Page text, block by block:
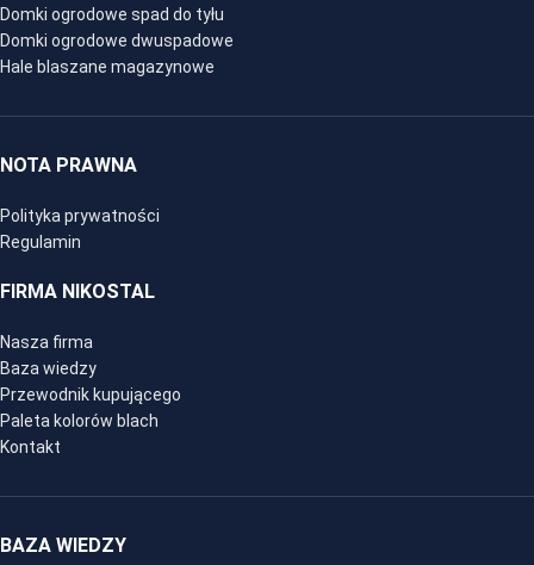
Domki ogrodowe spad do tyłu
Domki ogrodowe dwuspadowe
Hale blaszane magazynowe
NOTA PRAWNA
Polityka prywatności
Regulamin
FIRMA NIKOSTAL
Nasza firma
Baza wiedzy
Przewodnik kupującego
Paleta kolorów blach
Kontakt
BAZA WIEDZY